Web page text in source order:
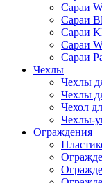
Cараи
Сараи
Сараи
Сараи
Сараи
Чехлы
Чехлы
Чехлы
Чехол
Чехлы-
Ограждения